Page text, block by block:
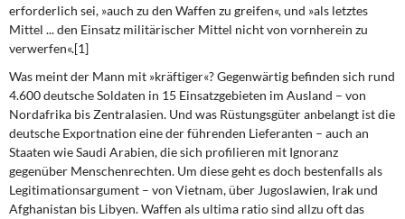
Institut Solidarische Moderne
Rosa-Luxemburg-Stiftung
Über mich
Kontakt
erforderlich sei, »auch zu den Waffen zu greifen«, und »als letztes
Mittel ... den Einsatz militärischer Mittel nicht von vornherein zu
verwerfen«.[1]
Was meint der Mann mit »kräftiger«?Gegenwärtig befinden sich rund
4.600 deutsche Soldaten in 15 Einsatzgebieten im Ausland – von
Nordafrika bis Zentralasien. Und was Rüstungsgüter anbelangt ist die
deutsche Exportnation eine der führenden Lieferanten – auch an
Staaten wie Saudi Arabien, die sich profilieren mit Ignoranz
gegenüber Menschenrechten. Um diese geht es doch bestenfalls als
Legitimationsargument – von Vietnam, über Jugoslawien, Irak und
Afghanistan bis Libyen. Waffen als ultima ratio sind allzu oft das